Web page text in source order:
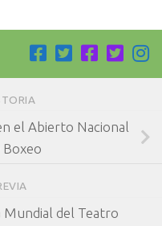
el Abierto Nacional
Boxeo
Mundial del Teatro